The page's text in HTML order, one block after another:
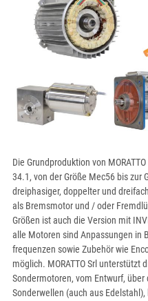
Die Grundproduktion von
34.1, von der Größe Mec56 bis zur
dreiphasiger, doppelter und
als Bremsmotor und / oder
Größen ist auch die Version mit
alle Motoren sind Anpassungen in
frequenzen sowie Zubehör wie
möglich. MORATTO Srl unterstützt
Sondermotoren, vom Entwurf,
Sonderwellen (auch aus